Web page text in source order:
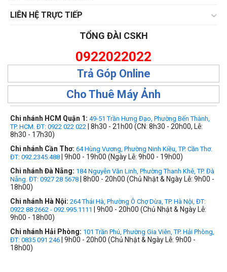
LIÊN HỆ TRỰC TIẾP
TỔNG ĐÀI CSKH
0922022022
Trả Góp Online
Cho Thuê Máy Ảnh
Chi nhánh HCM Quận 1: 49-51 Trần Hưng Đạo, Phường Bến Thành,
TP. HCM. ĐT: 0922 022 022 | 8h30 - 21h00 (CN: 8h30 - 20h00, Lễ:
8h30 - 17h30)
Chi nhánh Cần Thơ: 64 Hùng Vương, Phường Ninh Kiều, TP. Cần Thơ.
ĐT: 092.2345.488 | 9h00 - 19h00 (Ngày Lễ: 9h00 - 19h00)
Chi nhánh Đà Nẵng: 184 Nguyễn Văn Linh, Phường Thanh Khê, TP. Đà
Nẵng. ĐT: 0927 28 5678 | 8h00 - 20h00 (Chủ Nhật & Ngày Lễ: 9h00 -
18h00)
Chi nhánh Hà Nội: 264 Thái Hà, Phường Ô Chợ Dừa, TP. Hà Nội, ĐT:
0922 88 2662 - 092.995.1111
| 9h00 - 20h00 (Chủ Nhật & Ngày Lễ:
9h00 - 18h00)
Chi nhánh Hải Phòng: 101 Trần Phú, Phường Gia Viên, TP. Hải Phòng,
ĐT: 0835 091 246 | 9h00 - 20h00 (Chủ Nhật & Ngày Lễ: 9h00 -
18h00)